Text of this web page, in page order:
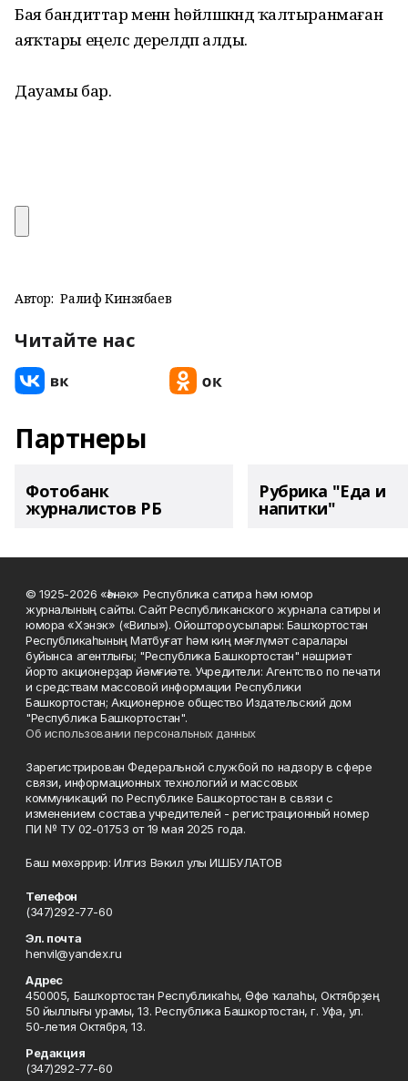
Бая бандиттар менән һөйләшкәндә ҡалтыранмаған
аяҡтары еңелсә дерелдәп алды.
Дауамы бар.
Автор: Ралиф Кинзябаев
Читайте нас
Партнеры
Фотобанк
журналистов РБ
Рубрика "Еда и
напитки"
© 1925-2026 «Һәнәк» Республика сатира һәм юмор
журналының сайты. Сайт Республиканского журнала сатиры и
юмора «Хэнэк» («Вилы»). Ойоштороусылары: Башҡортостан
Республикаһының Матбуғат һәм киң мәғлүмәт саралары
буйынса агентлығы; "Республика Башкортостан" нәшриәт
йорто акционерҙар йәмғиәте. Учредители: Агентство по печати
и средствам массовой информации Республики
Башкортостан; Акционерное общество Издательский дом
"Республика Башкортостан".
Об использовании персональных данных
Зарегистрирован Федеральной службой по надзору в сфере
связи, информационных технологий и массовых
коммуникаций по Республике Башкортостан в связи с
изменением состава учредителей - регистрационный номер
ПИ № ТУ 02-01753 от 19 мая 2025 года.
Баш мөхәррир: Илгиз Вәкил улы ИШБУЛАТОВ
Телефон
(347)292-77-60
Эл. почта
henvil@yandex.ru
Адрес
450005, Башҡортостан Республикаһы, Өфө ҡалаһы, Октябрҙең
50 йыллығы урамы, 13. Республика Башкортостан, г. Уфа, ул.
50-летия Октября, 13.
Редакция
(347)292-77-60